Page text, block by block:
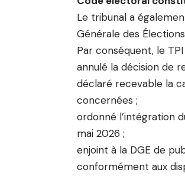
Le tribunal a
Générale des
Par conséquent, le TPI
annulé la décision de
déclaré recevable la
concernées ;
ordonné l’intégration
mai 2026 ;
enjoint à la DGE de
conformément aux